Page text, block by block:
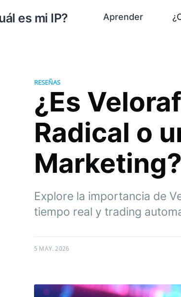
es mi IP? Aprender
RESEÑAS
¿Es
Radical o
Marketing?
Explore la importancia de
tiempo real y trading
5 MAY. 2026